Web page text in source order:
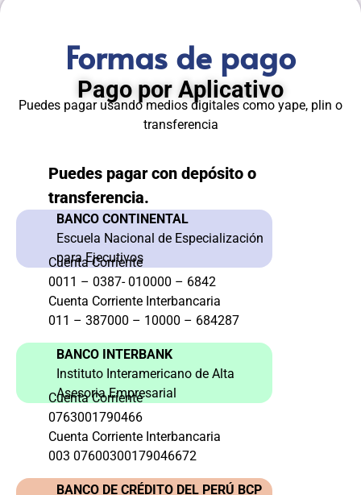
Formas de pago
Pago por Aplicativo
Puedes pagar usando medios digitales como yape, plin o
transferencia
Puedes pagar con depósito o
transferencia.
BANCO CONTINENTAL
Escuela Nacional de Especialización
para Ejecutivos
Cuenta Corriente
0011 – 0387- 010000 – 6842
Cuenta Corriente Interbancaria
011 – 387000 – 10000 – 684287
BANCO INTERBANK
Instituto Interamericano de Alta
Asesoria Empresarial
Cuenta Corriente
0763001790466
Cuenta Corriente Interbancaria
003 07600300179046672
BANCO DE CRÉDITO DEL PERÚ BCP